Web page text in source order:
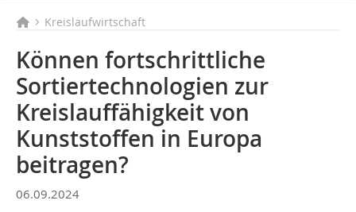
Kreislaufwirtschaft
Können fortschrittliche
Sortiertechnologien zur
Kreislauffähigkeit von
Kunststoffen in Europa
beitragen?
06.09.2024